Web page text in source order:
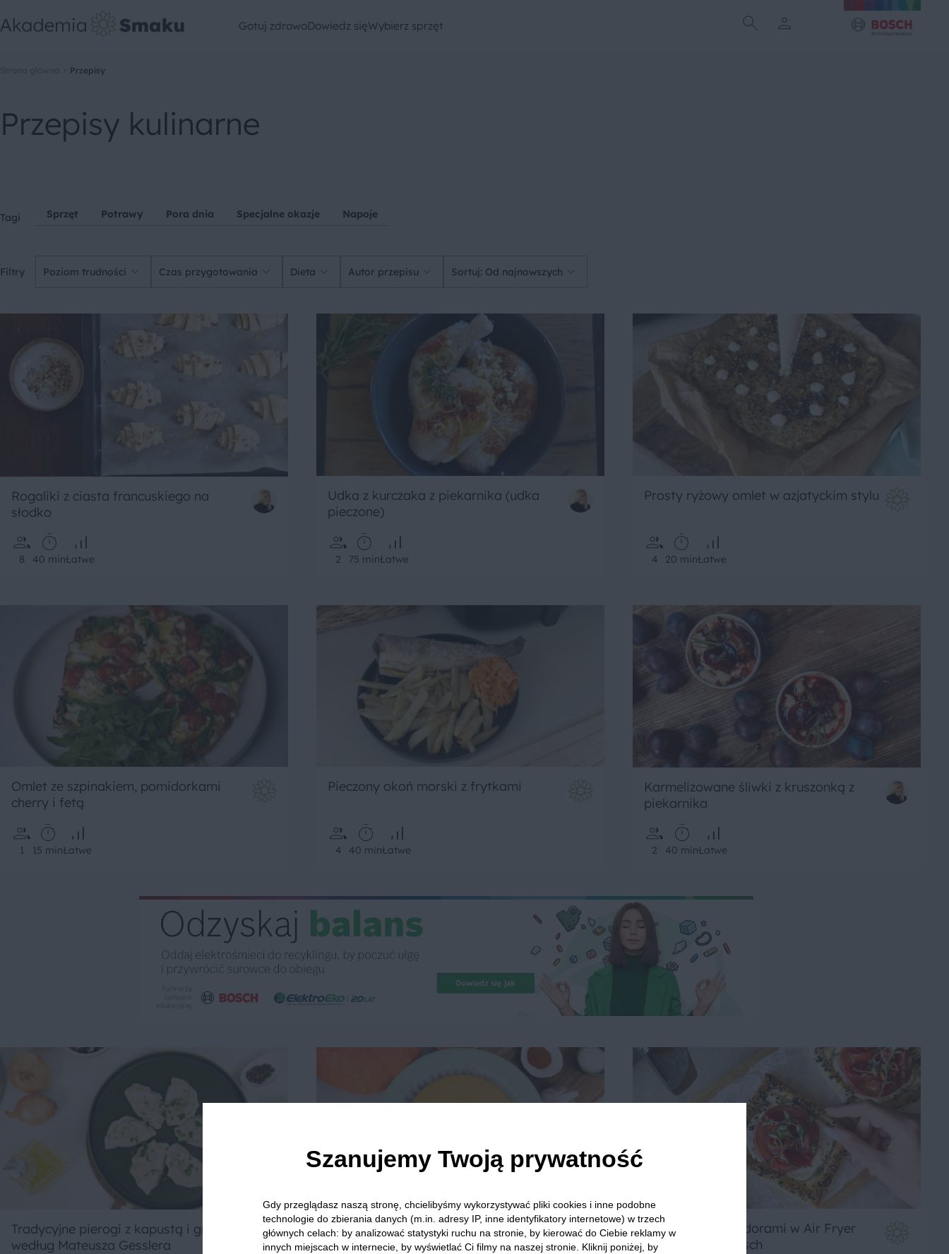
Gotuj zdrowoDowiedz sięWybierz sprzęt
Przepisy
Przepisy kulinarne
Tagi Sprzęt Potrawy Pora dnia Specjalne okazje Napoje
Filtry Poziom trudności Czas przygotowania Dieta Autor przepisu Sortuj: Od najnowszych
Rogaliki z ciasta francuskiego na
słodko
8 40 minŁatwe
Udka z kurczaka z piekarnika (udka
pieczone)
2 75 minŁatwe
Prosty ryżowy omlet w azjatyckim stylu
4 20 minŁatwe
Omlet ze szpinakiem, pomidorkami
cherry i fetą
1 15 minŁatwe
Pieczony okoń morski z frytkami
4 40 minŁatwe
Karmelizowane śliwki z kruszonką z
piekarnika
2 40 minŁatwe
Tradycyjne pierogi z kapustą i grzybami
według Mateusza Gesslera
Krem z dyni w stylu azjatyckim według
Mateusza Gesslera
Tartaletki z pomidorami w Air Fryer
Serie 6 marki Bosch
Szanujemy Twoją prywatność
Gdy przeglądasz naszą stronę, chcielibyśmy wykorzystywać pliki cookies i inne podobne
technologie do zbierania danych (m.in. adresy IP, inne identyfikatory internetowe) w trzech
głównych celach: by analizować statystyki ruchu na stronie, by kierować do Ciebie reklamy w
innych miejscach w internecie, by wyświetlać Ci filmy na naszej stronie. Kliknij poniżej, by